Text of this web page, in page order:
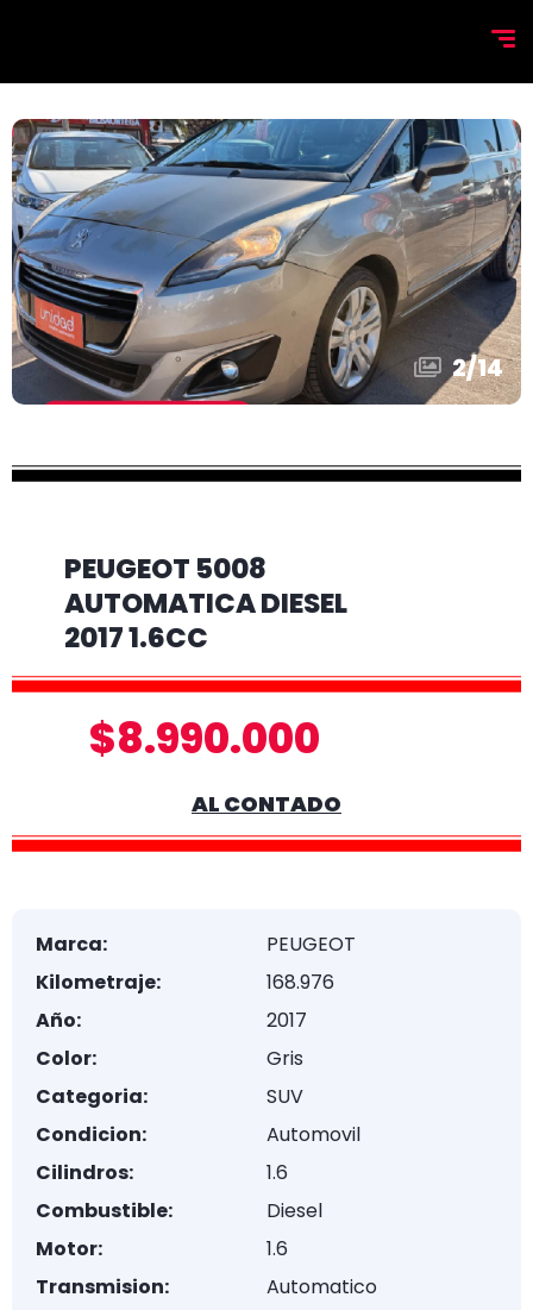
2/14
PEUGEOT 5008
AUTOMATICA DIESEL
2017 1.6CC
$8.990.000
AL CONTADO
Marca:
PEUGEOT
Kilometraje:
168.976
Año:
2017
Color:
Gris
Categoria:
SUV
Condicion:
Automovil
Cilindros:
1.6
Combustible:
Diesel
Motor:
1.6
Transmision:
Automatico